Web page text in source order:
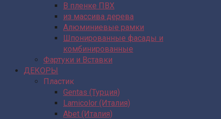
В пленке ПВХ
из массива дерева
Алюминиевые рамки
Шпонированные фасады и
комбинированные
Фартуки и Вставки
ДЕКОРЫ
Пластик
Gentas (Турция)
Lamicolor (Италия)
Abet (Италия)